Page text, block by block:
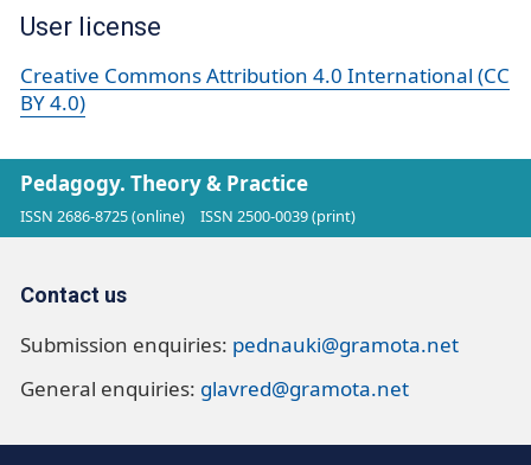
User license
Creative Commons Attribution 4.0 International (CC
BY 4.0)
Pedagogy. Theory & Practice
ISSN 2686-8725 (online) ISSN 2500-0039 (print)
Contact us
Submission enquiries: pednauki@gramota.net
General enquiries: glavred@gramota.net